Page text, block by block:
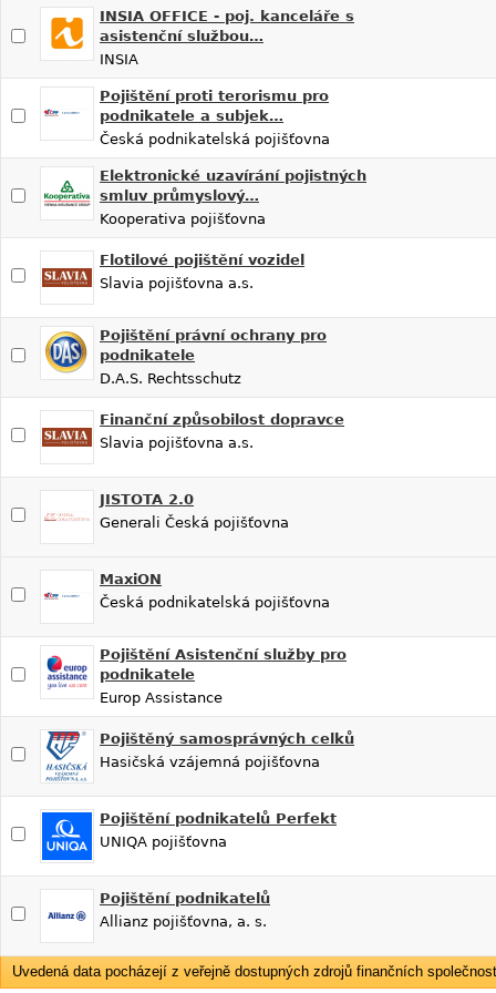
INSIA OFFICE - poj. kanceláře s
asistenční službou…
INSIA
Pojištění proti terorismu pro
podnikatele a subjek…
Česká podnikatelská pojišťovna
Elektronické uzavírání pojistných
smluv průmyslový…
Kooperativa pojišťovna
Flotilové pojištění vozidel
Slavia pojišťovna a.s.
Pojištění právní ochrany pro
podnikatele
D.A.S. Rechtsschutz
Finanční způsobilost dopravce
Slavia pojišťovna a.s.
JISTOTA 2.0
Generali Česká pojišťovna
MaxiON
Česká podnikatelská pojišťovna
Pojištění Asistenční služby pro
podnikatele
Europ Assistance
Pojištěný samosprávných celků
Hasičská vzájemná pojišťovna
Pojištění podnikatelů Perfekt
UNIQA pojišťovna
Pojištění podnikatelů
Allianz pojišťovna, a. s.
Uvedená data pocházejí z veřejně dostupných zdrojů finančních